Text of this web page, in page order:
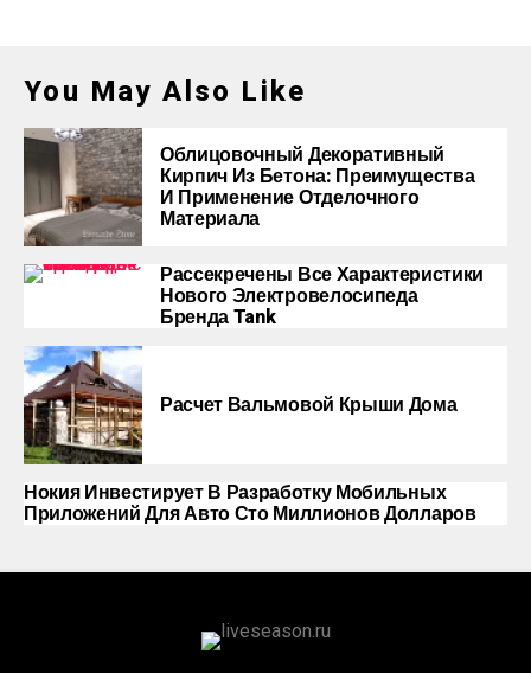
You May Also Like
Облицовочный Декоративный
Кирпич Из Бетона: Преимущества
И Применение Отделочного
Материала
Рассекречены Все Характеристики
Нового Электровелосипеда
Бренда Tank
Расчет Вальмовой Крыши Дома
Нокия Инвестирует В Разработку Мобильных
Приложений Для Авто Сто Миллионов Долларов